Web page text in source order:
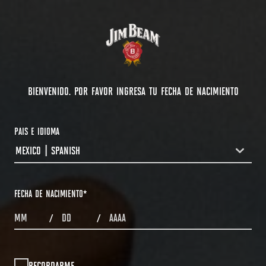
BIENVENIDO. POR FAVOR INGRESA TU FECHA DE NACIMIENTO
PAIS E IDIOMA
COUNTRYDROPDOWN
MEXICO | SPANISH
FECHA DE NACIMIENTO*
MONTHS
/ DAYS / YEAR